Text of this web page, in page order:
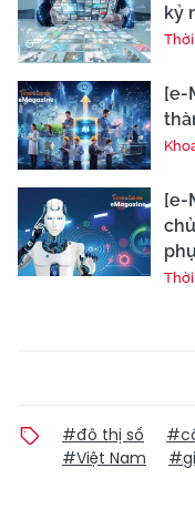
kỷ
[e-
[e-
#đô thị số
#Việt Nam